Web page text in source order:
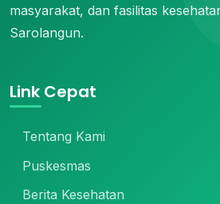
masyarakat, dan fasilitas
Sarolangun.
Link Cepat
Tentang Kami
Puskesmas
Berita Kesehatan